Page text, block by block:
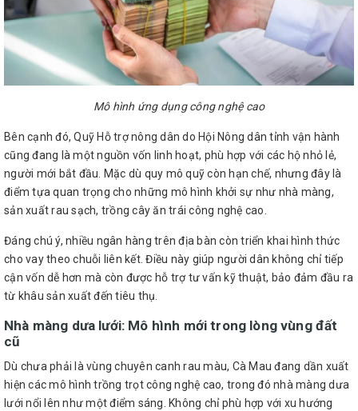
Mô hình ứng dụng công nghệ cao
Bên cạnh đó, Quỹ Hỗ trợ nông dân do Hội Nông dân tỉnh vận hành
cũng đang là một nguồn vốn linh hoạt, phù hợp với các hộ nhỏ lẻ,
người mới bắt đầu. Mặc dù quy mô quỹ còn hạn chế, nhưng đây là
điểm tựa quan trọng cho những mô hình khởi sự như nhà màng,
sản xuất rau sạch, trồng cây ăn trái công nghệ cao.
Đáng chú ý, nhiều ngân hàng trên địa bàn còn triển khai hình thức
cho vay theo chuỗi liên kết. Điều này giúp người dân không chỉ tiếp
cận vốn dễ hơn mà còn được hỗ trợ tư vấn kỹ thuật, bảo đảm đầu ra
từ khâu sản xuất đến tiêu thụ.
Nhà màng dưa lưới: Mô hình mới trong lòng vùng đất
cũ
Dù chưa phải là vùng chuyên canh rau màu, Cà Mau đang dần xuất
hiện các mô hình trồng trọt công nghệ cao, trong đó nhà màng dưa
lưới nổi lên như một điểm sáng. Không chỉ phù hợp với xu hướng